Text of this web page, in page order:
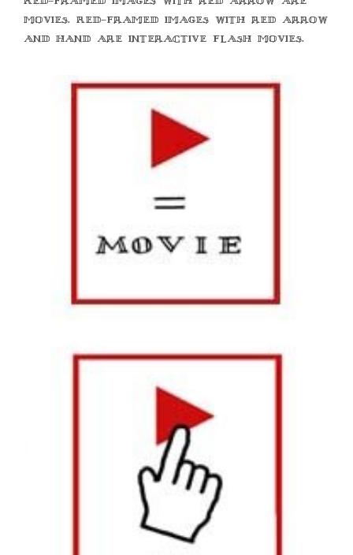
movies. Red-framed images with red arrow
and hand are interactive flash movies.